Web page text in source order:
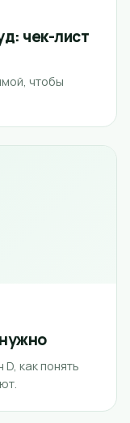
чек-лист
чтобы
как понять